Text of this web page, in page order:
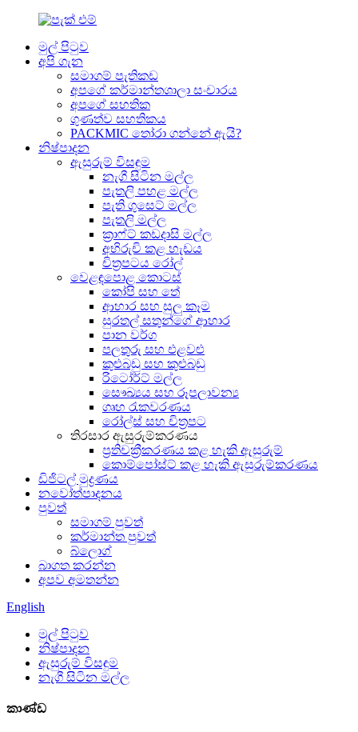
මුල් පිටුව
අපි ගැන
සමාගම් පැතිකඩ
අපගේ කර්මාන්තශාලා සංචාරය
අපගේ සහතික
ගුණත්ව සහතිකය
PACKMIC තෝරා ගන්නේ ඇයි?
නිෂ්පාදන
ඇසුරුම් විසඳුම
නැගී සිටින මල්ල
පැතලි පහළ මල්ල
පැති ගුසෙට් මල්ල
පැතලි මල්ල
ක්‍රාෆ්ට් කඩදාසි මල්ල
අභිරුචි කළ හැඩය
චිත්‍රපටය රෝල්
වෙළඳපොළ කොටස්
කෝපි සහ තේ
ආහාර සහ සුලු කෑම
සුරතල් සතුන්ගේ ආහාර
පාන වර්ග
පලතුරු සහ එළවළු
කුළුබඩු සහ කුළුබඩු
රිටෝර්ට් මල්ල
සෞඛ්‍යය සහ රූපලාවන්‍ය
ගෘහ රැකවරණය
රෝල්ස් සහ චිත්‍රපට
තිරසාර ඇසුරුම්කරණය
ප්‍රතිචක්‍රීකරණය කළ හැකි ඇසුරුම්
කොම්පෝස්ට් කළ හැකි ඇසුරුම්කරණය
ඩිජිටල් මුද්‍රණය
නවෝත්පාදනය
පුවත්
සමාගම් පුවත්
කර්මාන්ත පුවත්
බ්ලොග්
බාගත කරන්න
අපව අමතන්න
English
මුල් පිටුව
නිෂ්පාදන
ඇසුරුම් විසඳුම
නැගී සිටින මල්ල
කාණ්ඩ